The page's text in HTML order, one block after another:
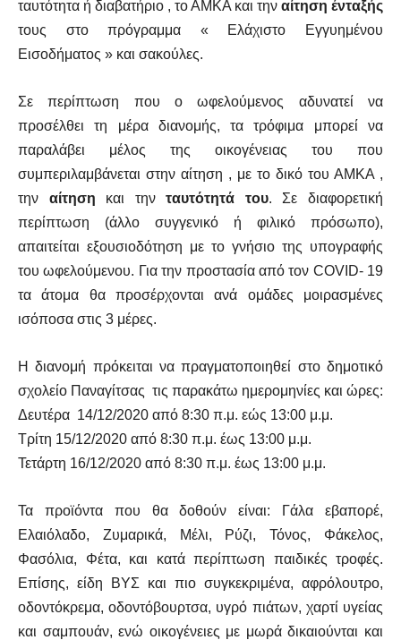
ταυτότητα ή διαβατήριο , το ΑΜΚΑ και την αίτηση ένταξής
τους στο πρόγραμμα « Ελάχιστο Εγγυημένου
Εισοδήματος » και σακούλες.
Σε περίπτωση που ο ωφελούμενος αδυνατεί να
προσέλθει τη μέρα διανομής, τα τρόφιμα μπορεί να
παραλάβει μέλος της οικογένειας του που
συμπεριλαμβάνεται στην αίτηση , με το δικό του ΑΜΚΑ ,
την αίτηση και τηνταυτότητά του. Σε διαφορετική
περίπτωση (άλλο συγγενικό ή φιλικό πρόσωπο),
απαιτείται εξουσιοδότηση με το γνήσιο της υπογραφής
του ωφελούμενου. Για την προστασία από τον COVID- 19
τα άτομα θα προσέρχονται ανά ομάδες μοιρασμένες
ισόποσα στις 3 μέρες.
Η διανομή πρόκειται να πραγματοποιηθεί στο δημοτικό
σχολείο Παναγίτσας τις παρακάτω ημερομηνίες και ώρες:
Δευτέρα 14/12/2020 από 8:30 π.μ. εώς 13:00 μ.μ.
Τρίτη 15/12/2020 από 8:30 π.μ. έως 13:00 μ.μ.
Τετάρτη 16/12/2020 από 8:30 π.μ. έως 13:00 μ.μ.
Τα προϊόντα που θα δοθούν είναι: Γάλα εβαπορέ,
Ελαιόλαδο, Ζυμαρικά, Μέλι, Ρύζι, Τόνος, Φάκελος,
Φασόλια, Φέτα, και κατά περίπτωση παιδικές τροφές.
Επίσης, είδη ΒΥΣ και πιο συγκεκριμένα, αφρόλουτρο,
οδοντόκρεμα, οδοντόβουρτσα, υγρό πιάτων, χαρτί υγείας
και σαμπουάν, ενώ οικογένειες με μωρά δικαιούνται και